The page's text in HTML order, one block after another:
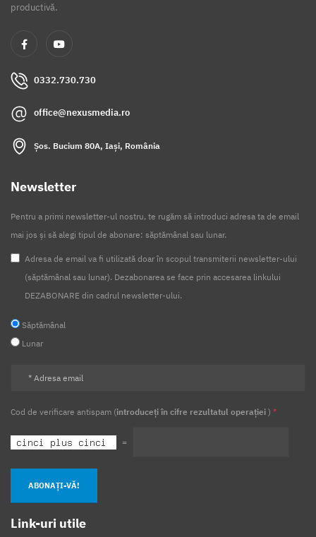
productivă.
0332.730.730
office@nexusmedia.ro
Șos. Bucium 80A, Iași, România
Newsletter
Pentru a primi newsletter-ul nostru, te rugăm să introduci adresa ta de email
mai jos și să alegi tipul de abonare: săptămânal sau lunar.
Adresa de email va fi utilizată doar în scopul transmiterii newsletter-ului
(săptămânal sau lunar). Dezabonarea se face prin accesarea linkului
DEZABONARE din cadrul newsletter-ului.
Săptămânal
Lunar
Cod de verificare antispam (introduceți în cifre rezultatul operației ) *
=
ABONAȚI-VĂ!
Link-uri utile